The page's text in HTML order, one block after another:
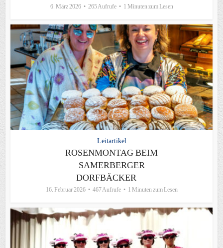
6. März 2026 265 Aufrufe 1 Minuten zum Lesen
Leitartikel
ROSENMONTAG BEIM
SAMERBERGER
DORFBÄCKER
16. Februar 2026 467 Aufrufe 1 Minuten zum Lesen